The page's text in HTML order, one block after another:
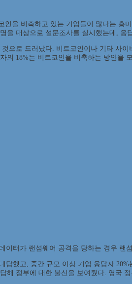
을 비축하고 있는 기업들이 많다는 흥
을 대상으로 설문조사를 실시했는데,
으로 드러났다. 비트코인이나 기타 사
의 18%는 비트코인을 비축하는 방안을
터가 랜섬웨어 공격을 당하는 경우 랜
답했고, 중간 규모 이상 기업 응답자
정부에 대한 불신을 보여줬다. 영국